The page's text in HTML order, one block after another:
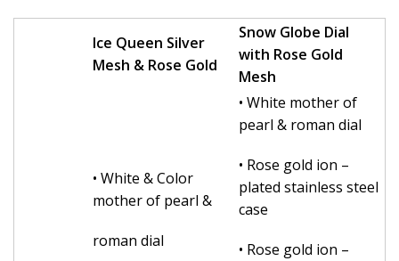
Ice Queen Silver
Mesh & Rose Gold
Snow Globe Dial
with Rose Gold
Mesh
• White & Color
mother of pearl &
roman dial
• White mother of
pearl & roman dial
• Rose gold ion –
plated stainless steel
case
• Rose gold ion –